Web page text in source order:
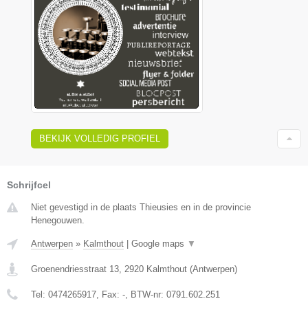
BEKIJK VOLLEDIG PROFIEL
Schrijfcel
Niet gevestigd in de plaats Thieusies en in de provincie
Henegouwen.
Antwerpen » Kalmthout Google maps ▼
Groenendriesstraat 13, 2920 Kalmthout (Antwerpen)
Tel: 0474265917, Fax: -, BTW-nr: 0791.602.251